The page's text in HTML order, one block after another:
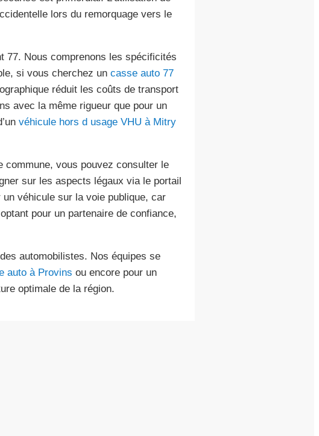
lors du remorquage vers le
77. Nous comprenons les spécificités
si vous cherchez un casse auto 77
réduit les coûts de transport
avec la même rigueur que pour un
véhicule hors d usage VHU à Mitry
commune, vous pouvez consulter le
sur les aspects légaux via le portail
véhicule sur la voie publique, car
pour un partenaire de confiance,
automobilistes. Nos équipes se
auto à Provins ou encore pour un
optimale de la région.